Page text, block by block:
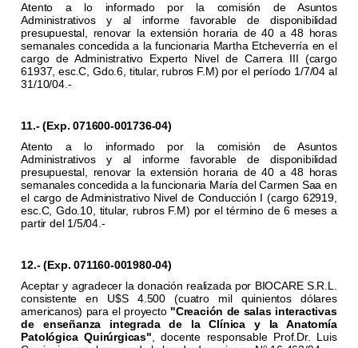
Atento a lo informado por la comisión de Asuntos
Administrativos y al informe favorable de disponibilidad
presupuestal, renovar la extensión horaria de 40 a 48 horas
semanales concedida a la funcionaria Martha Etcheverría en el
cargo de Administrativo Experto Nivel de Carrera III (cargo
61937, esc.C, Gdo.6, titular, rubros F.M) por el período 1/7/04 al
31/10/04.-
11.- (Exp. 071600-001736-04)
Atento a lo informado por la comisión de Asuntos
Administrativos y al informe favorable de disponibilidad
presupuestal, renovar la extensión horaria de 40 a 48 horas
semanales concedida a la funcionaria María del Carmen Saa en
el cargo de Administrativo Nivel de Conducción I (cargo 62919,
esc.C, Gdo.10, titular, rubros F.M) por el término de 6 meses a
partir del 1/5/04.-
12.- (Exp. 071160-001980-04)
Aceptar y agradecer la donación realizada por BIOCARE S.R.L.
consistente en U$S 4.500 (cuatro mil quinientos dólares
americanos) para el proyecto "Creación de salas interactivas
de enseñanza integrada de la Clínica y la Anatomía
Patológica Quirúrgicas" , docente responsable Prof.Dr. Luis